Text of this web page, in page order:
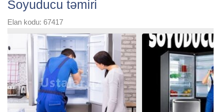
Soyuducu təmiri
Elan kodu: 67417